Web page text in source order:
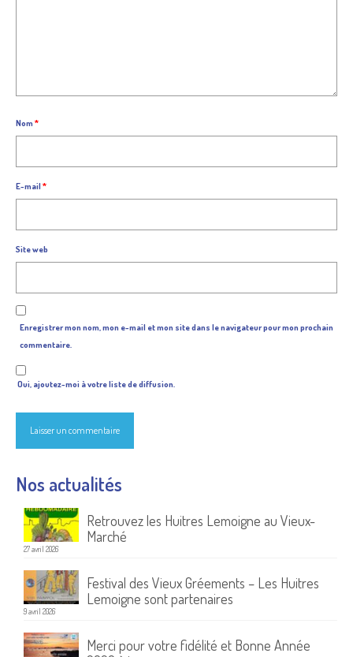
Nom *
E-mail*
Site web
Enregistrer mon nom, mon e-mail et mon site dans le navigateur pour mon prochain
commentaire.
Oui, ajoutez-moi à votre liste de diffusion.
Nos actualités
Retrouvez les Huitres Lemoigne au Vieux-
Marché
27 avril 2026
Festival des Vieux Gréements – Les Huitres
Lemoigne sont partenaires
9 avril 2026
Merci pour votre fidélité et Bonne Année